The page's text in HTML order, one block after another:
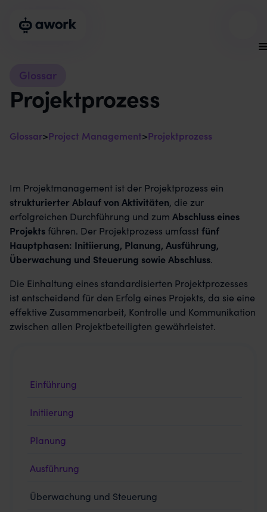
Glossar
Projektprozess
Glossar>Project Management>Projektprozess
Im Projektmanagement ist der Projektprozess ein
strukturierter Ablauf von Aktivitäten, die zur
erfolgreichen Durchführung und zum Abschluss eines
Projektsführen. Der Projektprozess umfasstfünf
Hauptphasen: Initiierung, Planung, Ausführung,
Überwachung und Steuerung sowie Abschluss.
Die Einhaltung eines standardisierten Projektprozesses
ist entscheidend für den Erfolg eines Projekts, da sie eine
effektive Zusammenarbeit, Kontrolle und Kommunikation
zwischen allen Projektbeteiligten gewährleistet.
Einführung
Initiierung
Planung
Ausführung
Überwachung und Steuerung